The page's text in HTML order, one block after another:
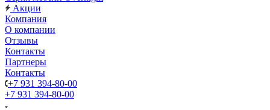
Акции
Компания
О компании
Отзывы
Контакты
Партнеры
Контакты
+7 931 394-80-00
+7 931 394-80-00